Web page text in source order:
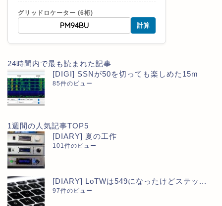
グリッドロケーター (6桁)
計算
24時間内で最も読まれた記事
[DIGI] SSNが50を切っても楽しめた15m
85件のビュー
1週間の人気記事TOP5
[DIARY] 夏の工作
101件のビュー
[DIARY] LoTWは549になったけどステッ...
97件のビュー